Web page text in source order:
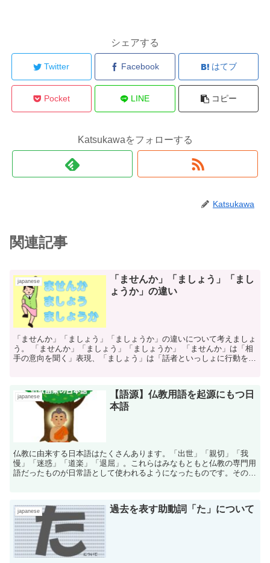
シェアする
Twitter Facebook はてブ
Pocket LINE コピー
Katsukawaをフォローする
Katsukawa
関連記事
japanese
「ませんか」「ましょう」「まし
ょうか」の違い
「ませんか」「ましょう」「ましょうか」の違いについて考えましょ
う。 「ませんか」「ましょう」「ましょうか」 「ませんか」は「相
手の意向を聞く」表現、「ましょう」は「話者といっしょに行動を促
japanese
【語源】仏教用語を起源にもつ日
本語
仏教に由来する日本語はたくさんあります。「出世」「親切」「我
慢」「迷惑」「道楽」「退屈」。これらはみなもともと仏教の専門用
語だったものが日常語として使われるようになったものです。その多
japanese 過去を表す助動詞「た」について